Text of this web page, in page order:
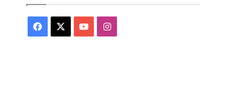
Facebook YouTubeInstagram